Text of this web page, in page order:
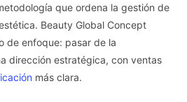
que ordena la gestión de
Beauty Global Concept
de enfoque: pasar de la
dirección estratégica, con ventas
más clara.